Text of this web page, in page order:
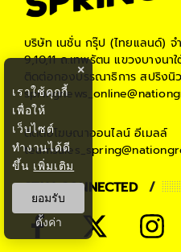
บริษัท เนชั่น กรุ๊ป (ไทยแลนด์) จ
9,10,11 ถ.เทพรัตน แขวงบางน
ติดต่อกองบรรณาธิการ สปริงนิ
ติดต่อโฆษณาออนไลน์ อีเมลล์
STAY CONNECTED
×
เราใช้คุกกี้
เพื่อให้
เว็บไซต์
ทำงานได้ดี
ขึ้น เพิ่มเติม
ยอมรับ
ตั้งค่า